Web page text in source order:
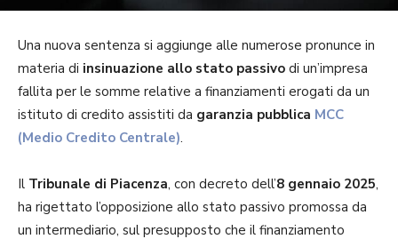
Una nuova sentenza si aggiunge alle numerose pronunce in
materia di insinuazione allo stato passivo di un’impresa
fallita per le somme relative a finanziamenti erogati da un
istituto di credito assistiti da garanzia pubblica MCC
(Medio Credito Centrale).
Il Tribunale di Piacenza, con decreto dell’8 gennaio 2025,
ha rigettato l’opposizione allo stato passivo promossa da
un intermediario, sul presupposto che il finanziamento